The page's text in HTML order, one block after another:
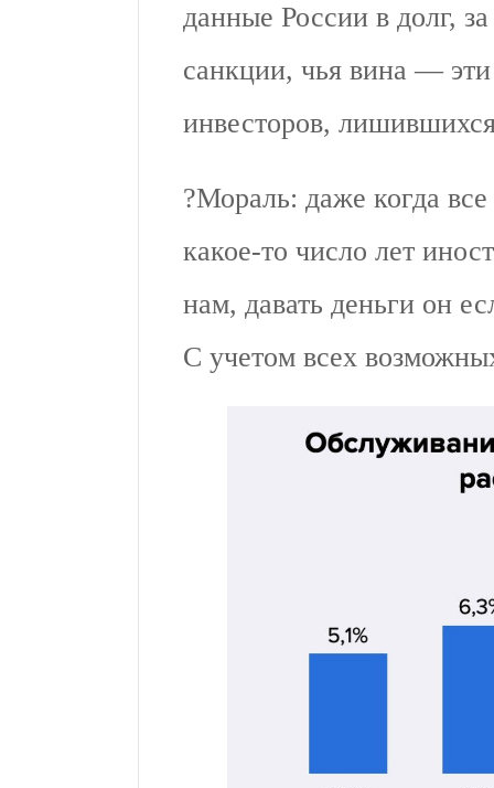
данные России в долг,
санкции, чья вина —
инвесторов,
?Мораль: даже когда
какое-то число лет
нам, давать деньги он
С учетом всех